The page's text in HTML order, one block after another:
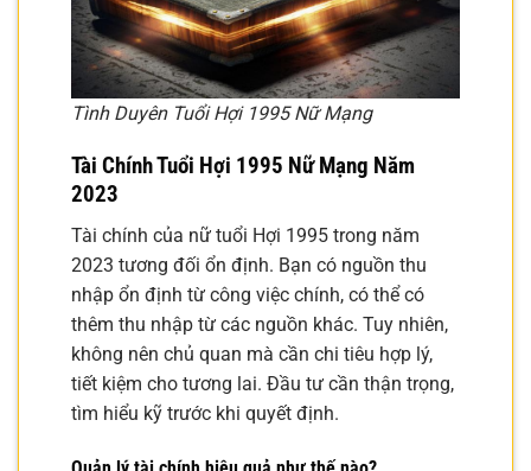
Tình Duyên Tuổi Hợi 1995 Nữ Mạng
Tài Chính Tuổi Hợi 1995 Nữ Mạng Năm
2023
Tài chính của nữ tuổi Hợi 1995 trong năm
2023 tương đối ổn định. Bạn có nguồn thu
nhập ổn định từ công việc chính, có thể có
thêm thu nhập từ các nguồn khác. Tuy nhiên,
không nên chủ quan mà cần chi tiêu hợp lý,
tiết kiệm cho tương lai. Đầu tư cần thận trọng,
tìm hiểu kỹ trước khi quyết định.